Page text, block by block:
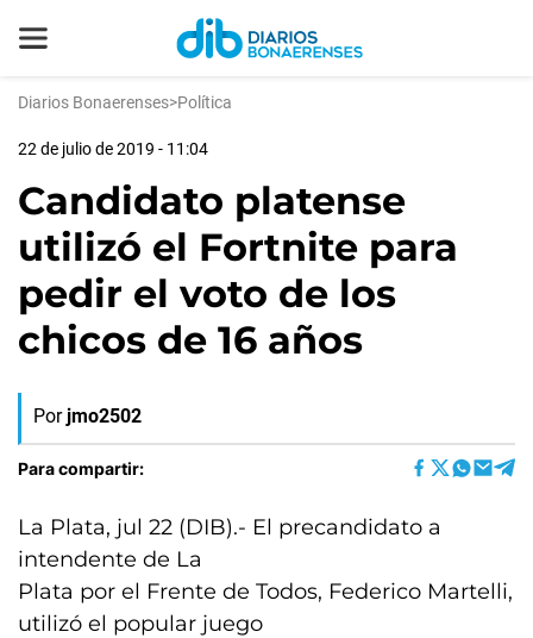
Diarios Bonaerenses>Política
22 de julio de 2019 - 11:04
Candidato platense
utilizó el Fortnite para
pedir el voto de los
chicos de 16 años
Por jmo2502
Para compartir:
La Plata, jul 22 (DIB).- El precandidato a
intendente de La
Plata por el Frente de Todos, Federico Martelli,
utilizó el popular juego